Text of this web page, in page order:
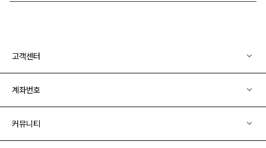
고객센터
계좌번호
커뮤니티